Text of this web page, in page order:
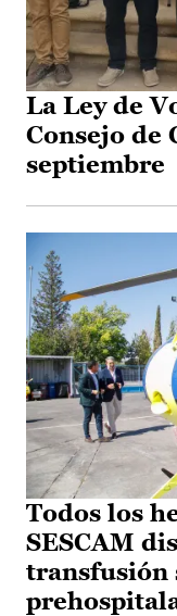
La Ley de
Consejo de
septiembre
Todos los
SESCAM
transfusión